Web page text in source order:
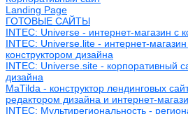
Landing Page
ГОТОВЫЕ САЙТЫ
INTEC: Universe - интернет-магазин с
INTEC: Universe.lite - интернет-
конструктором дизайна
INTEC: Universe.site - корпоративный
дизайна
MaTilda - конструктор лендинговых
редактором дизайна и интернет-
INTEC: Мультирегиональность -